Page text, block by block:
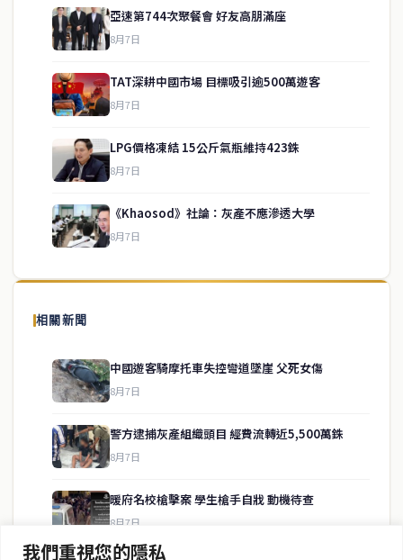
我們重視您的隱私
亞速第744次聚餐會 好友高朋滿座
8月7日
TAT深耕中國市場 目標吸引逾500萬遊客
8月7日
LPG價格凍結 15公斤氣瓶維持423銖
8月7日
《Khaosod》社論：灰產不應滲透大學
8月7日
相關新聞
中國遊客騎摩托車失控彎道墜崖 父死女傷
8月7日
警方逮捕灰產組織頭目 經費流轉近5,500萬銖
8月7日
暖府名校槍擊案 學生槍手自戕 動機待查
8月7日
關於我們
泰國中文新聞（TCN）是一家總部設於曼谷的中文新聞媒體，致力於
供即時、客觀、多元的中文新聞內容。
房地產
service@thaichinesenews.com